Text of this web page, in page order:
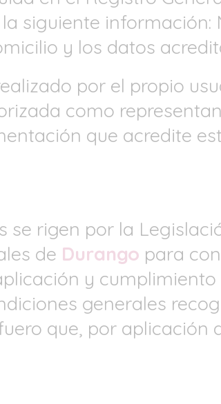
siguiente información:
y los datos
por el propio
como
que acredite
se rigen por la
de Durango para
y cumplimiento
generales
que, por aplicación